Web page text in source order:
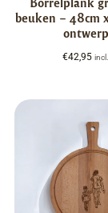
beuken – 48cm
€42,95